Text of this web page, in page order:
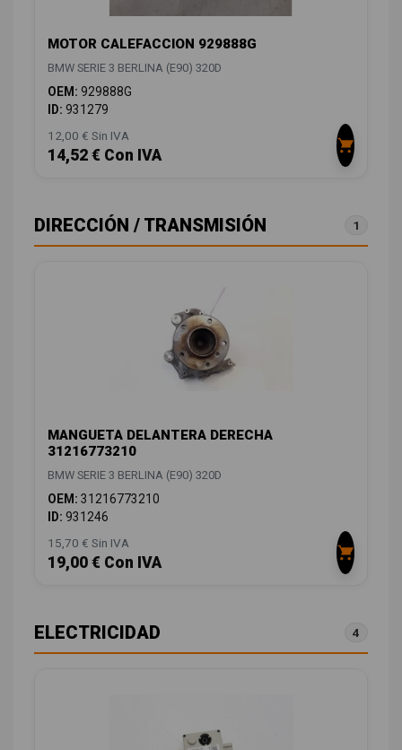
MOTOR CALEFACCION 929888G
BMW SERIE 3 BERLINA (E90) 320D
OEM: 929888G
ID: 931279
12,00 € Sin IVA
14,52 € Con IVA
DIRECCIÓN / TRANSMISIÓN 1
MANGUETA DELANTERA DERECHA
31216773210
BMW SERIE 3 BERLINA (E90) 320D
OEM: 31216773210
ID: 931246
15,70 € Sin IVA
19,00 € Con IVA
ELECTRICIDAD 4